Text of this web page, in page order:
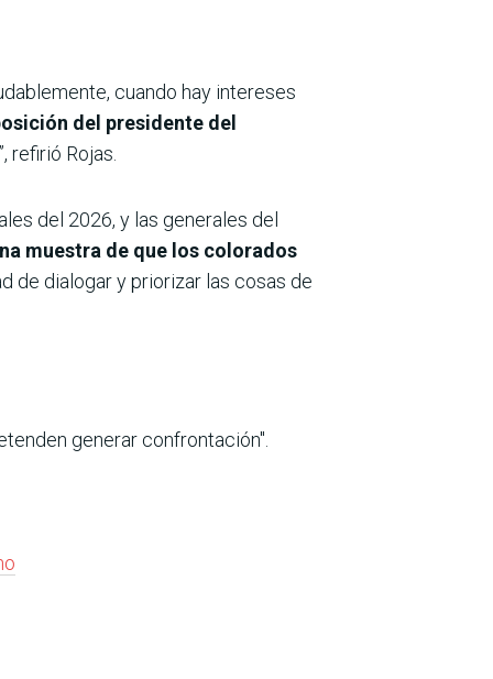
cuando hay intereses
del presidente del
”, refirió Rojas.
del 2026, y las generales del
muestra de que los colorados
de dialogar y priorizar las cosas de
generar confrontación".